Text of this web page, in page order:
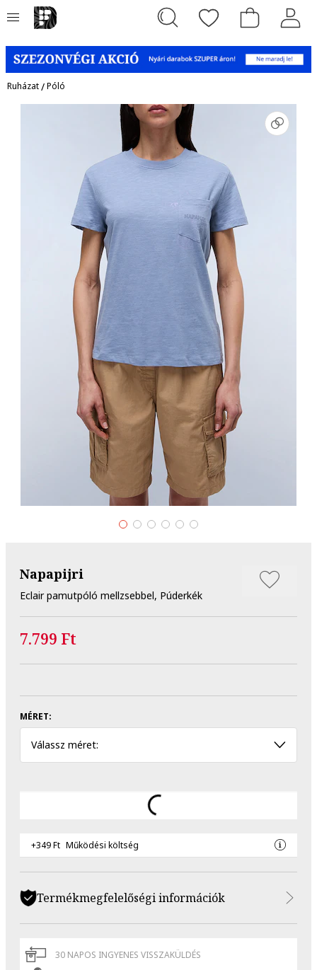
Ruházat/Póló
Napapijri
Eclair pamutpóló mellzsebbel, Púderkék
7.799 Ft
MÉRET:
Válassz méret:
+349 Ft Működési költség
Termékmegfelelőségi információk
30 NAPOS INGYENES VISSZAKÜLDÉS